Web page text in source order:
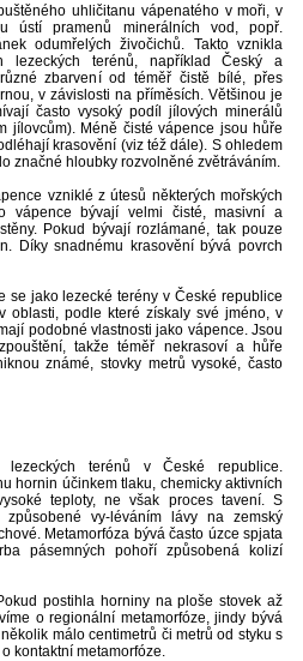
uhličitanu vápenatého v moři, v
ústí pramenů minerálních vod, popř.
odumřelých živočichů. Takto vznikla
lezeckých terénů, například Český a
zbarvení od téměř čistě bílé, přes
v závislosti na příměsích. Většinou je
často vysoký podíl jílových minerálů
jílovcům). Méně čisté vápence jsou hůře
krasovění (viz též dále). S ohledem
značné hloubky rozvolněné zvětráváním.
vzniklé z útesů některých mořských
vápence bývají velmi čisté, masivní a
Pokud bývají rozlámané, tak pouze
Díky snadnému krasovění bývá povrch
se jako lezecké terény v České republice
oblasti, podle které získaly své jméno, v
podobné vlastnosti jako vápence. Jsou
takže téměř nekrasoví a hůře
známé, stovky metrů vysoké, často
lezeckých terénů v České republice.
hornin účinkem tlaku, chemicky aktivních
teploty, ne však proces tavení. S
způsobené vy-léváním lávy na zemský
Metamorfóza bývá často úzce spjata
pásemných pohoří způsobená kolizí
postihla horniny na ploše stovek až
o regionální metamorfóze, jindy bývá
málo centimetrů či metrů od styku s
kontaktní metamorfóze.